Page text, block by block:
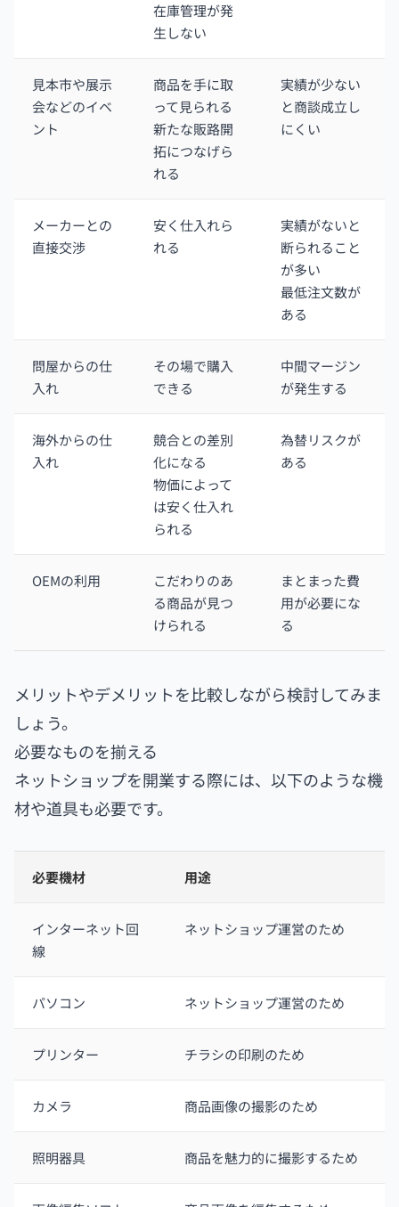
在庫管理が発
生しない
見本市や展示
会などのイベ
ント
商品を手に取
って見られる
新たな販路開
拓につなげら
れる
実績が少ない
と商談成立し
にくい
メーカーとの
直接交渉
安く仕入れら
れる
実績がないと
断られること
が多い
最低注文数が
ある
問屋からの仕
入れ
その場で購入
できる
中間マージン
が発生する
海外からの仕
入れ
競合との差別
化になる
物価によって
は安く仕入れ
られる
為替リスクが
ある
OEMの利用
こだわりのあ
る商品が見つ
けられる
まとまった費
用が必要にな
る
メリットやデメリットを比較しながら検討してみま
しょう。
必要なものを揃える
ネットショップを開業する際には、以下のような機
材や道具も必要です。
必要機材 用途
インターネット回
線
ネットショップ運営のため
パソコン ネットショップ運営のため
プリンター チラシの印刷のため
カメラ 商品画像の撮影のため
照明器具 商品を魅力的に撮影するため